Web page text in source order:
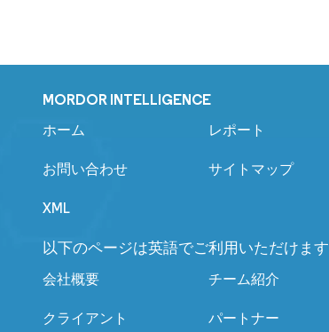
MORDOR INTELLIGENCE
ホーム レポート
お問い合わせ サイトマップ
XML
以下のページは英語でご利用いただけます
会社概要 チーム紹介
クライアント パートナー